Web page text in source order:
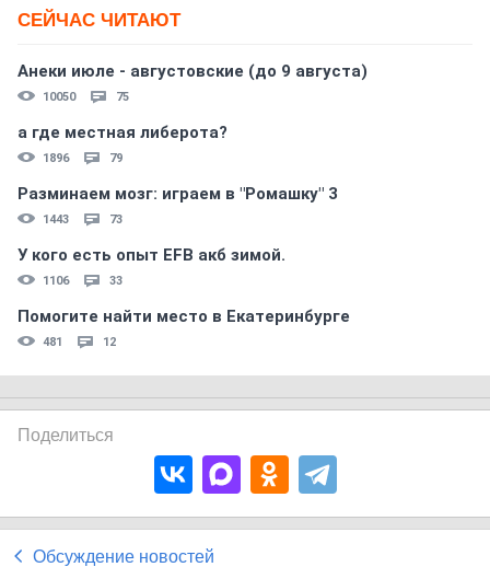
СЕЙЧАС ЧИТАЮТ
Анеки июле - августовские (до 9 августа)
10050 75
а где местная либерота?
1896 79
Разминаем мозг: играем в "Ромашку" 3
1443 73
У кого есть опыт EFB акб зимой.
1106 33
Помогите найти место в Екатеринбурге
481 12
Поделиться
Обсуждение новостей